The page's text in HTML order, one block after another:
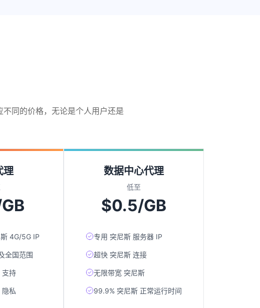
同的价格，无论是个人用户还是
理
4G/5G IP
全国范围
支持
隐私
数据中心代理
低至
$0.5/GB
专用 突尼斯 服务器 IP
超快 突尼斯 连接
无限带宽 突尼斯
99.9% 突尼斯 正常运行时间